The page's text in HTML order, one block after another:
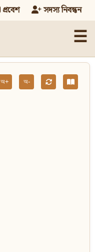
প্রবেশ সদস্য নিবন্ধন
☰
অ+ অ-